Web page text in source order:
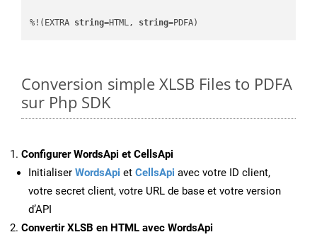
%!(EXTRA string=HTML, string=PDFA)
Conversion simple XLSB Files to PDFA
sur Php SDK
Configurer WordsApi et CellsApi
Initialiser WordsApi et CellsApi avec votre ID client,
votre secret client, votre URL de base et votre version
d’API
Convertir XLSB en HTML avec WordsApi